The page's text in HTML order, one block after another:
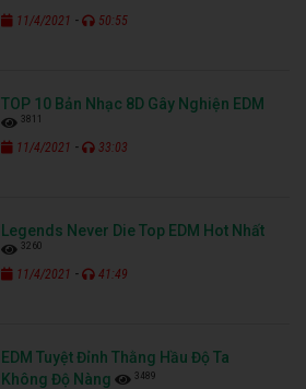
11/4/2021 - 50:55
TOP 10 Bản Nhạc 8D Gây Nghiện EDM
3811
11/4/2021 - 33:03
Legends Never Die Top EDM Hot Nhất
3260
11/4/2021 - 41:49
EDM Tuyệt Đỉnh Thằng Hầu Độ Ta
Không Độ Nàng
3489